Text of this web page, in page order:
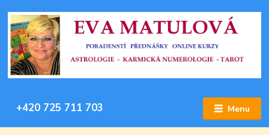
Menu
+420 725 711 703